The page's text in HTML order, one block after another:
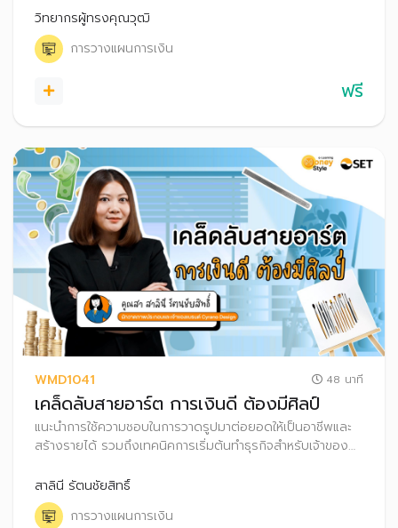
รับความเสี่ยงได้สูง
วิทยากรผู้ทรงคุณวุฒิ
การวางแผนการเงิน
ฟรี
WMD1041 48 นาที
เคล็ดลับสายอาร์ต การเงินดี ต้องมีศิลป์
แนะนำการใช้ความชอบในการวาดรูปมาต่อยอดให้เป็นอาชีพและ
สร้างรายได้ รวมถึงเทคนิคการเริ่มต้นทำธุรกิจสำหรับเจ้าของ
ต่อยอดเงินออมผ่านการลงทุน
สาลินี รัตนชัยสิทธิ์
การวางแผนการเงิน